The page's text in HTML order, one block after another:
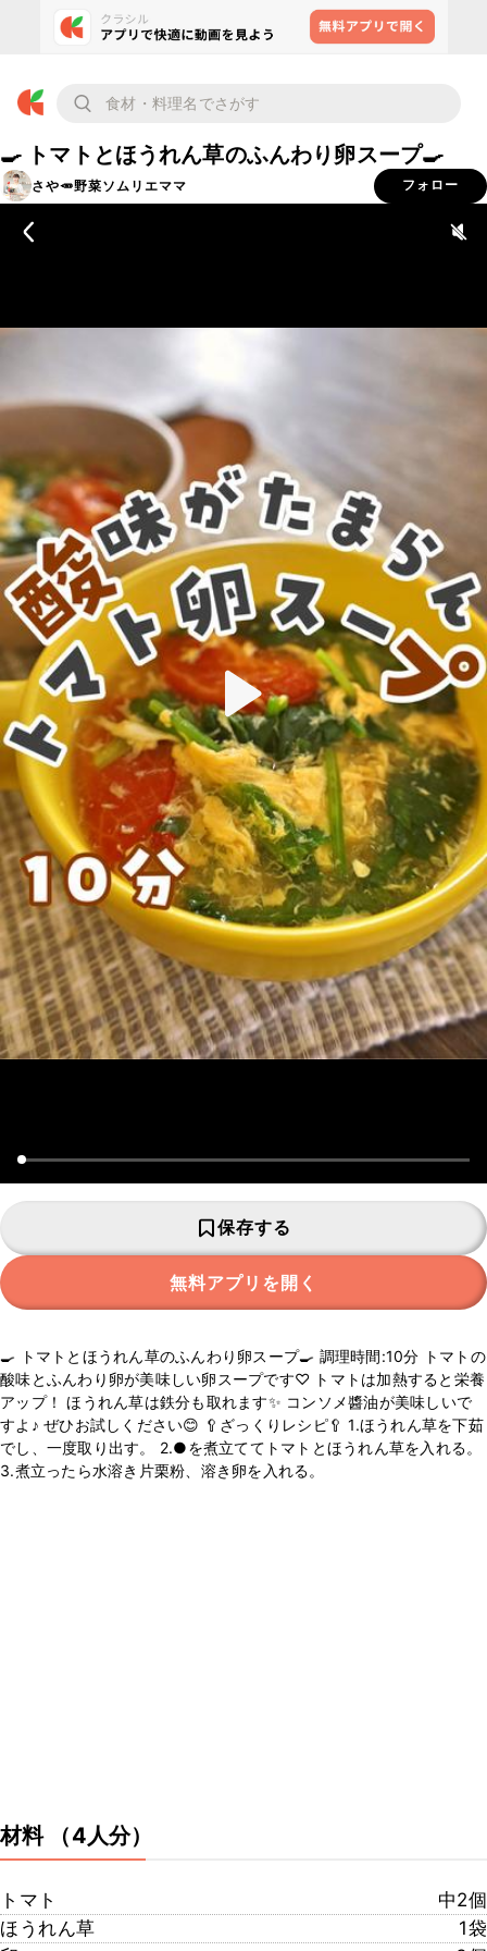
🍳 トマトとほうれん草のふんわり卵スープ🍳
さや🥕野菜ソムリエママ フォロー
保存する
無料アプリを開く
🍳 トマトとほうれん草のふんわり卵スープ🍳 調理時間:10分 トマトの
酸味とふんわり卵が美味しい卵スープです♡ トマトは加熱すると栄養
アップ！ ほうれん草は鉄分も取れます✨ コンソメ醬油が美味しいで
すよ♪ ぜひお試しください😊 🥄ざっくりレシピ🥄 1.ほうれん草を下茹
でし、一度取り出す。 2.●を煮立ててトマトとほうれん草を入れる。
3.煮立ったら水溶き片栗粉、溶き卵を入れる。
材料 （4人分）
トマト
中2個
ほうれん草
1袋